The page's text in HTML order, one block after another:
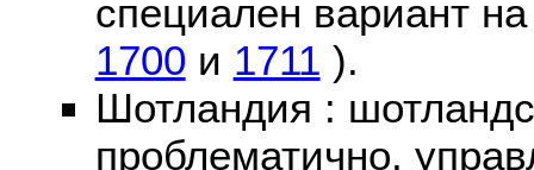
специален вариант
1700 и 1711 ).
Шотландия :
проблематично,